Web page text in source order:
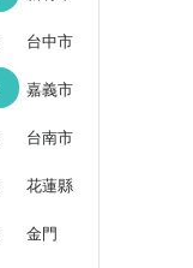
台中市
嘉義市
台南市
花蓮縣
金門